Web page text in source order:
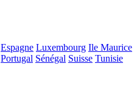
Espagne Luxembourg Ile Maurice
Portugal Sénégal Suisse Tunisie